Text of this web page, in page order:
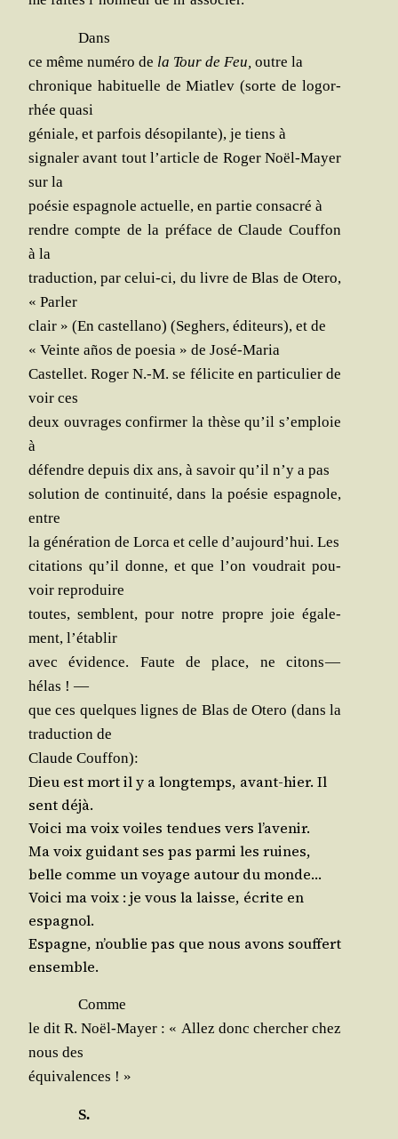
Dans
ce même numé­ro de la Tour de Feu, outre la
chro­nique habi­tuelle de Miat­lev (sorte de logor­
rhée quasi
géniale, et par­fois déso­pi­lante), je tiens à
signa­ler avant tout l’article de Roger Noël-Mayer
sur la
poé­sie espa­gnole actuelle, en par­tie consa­cré à
rendre compte de la pré­face de Claude Couf­fon
à la
tra­duc­tion, par celui-ci, du livre de Blas de Ote­ro,
« Parler
clair » (En cas­tel­la­no) (Seghers, édi­teurs), et de
« Veinte años de poe­sia » de José-Maria
Cas­tel­let. Roger N.-M. se féli­cite en par­ti­cu­lier de
voir ces
deux ouvrages confir­mer la thèse qu’il s’emploie
à
défendre depuis dix ans, à savoir qu’il n’y a pas
solu­tion de conti­nui­té, dans la poé­sie espa­gnole,
entre
la géné­ra­tion de Lor­ca et celle d’aujourd’hui. Les
cita­tions qu’il donne, et que l’on vou­drait pou­
voir reproduire
toutes, semblent, pour notre propre joie éga­le­
ment, l’établir
avec évi­dence. Faute de place, ne citons —
hélas ! —
que ces quelques lignes de Blas de Ote­ro (dans la
tra­duc­tion de
Claude Couffon):
Dieu est mort il y a long­temps, avant-hier. Il
sent déjà.
Voi­ci ma voix voiles ten­dues vers l’avenir.
Ma voix gui­dant ses pas par­mi les ruines,
belle comme un voyage autour du monde…
Voi­ci ma voix : je vous la laisse, écrite en
espagnol.
Espagne, n’oublie pas que nous avons souf­fert
ensemble.
Comme
le dit R. Noël-Mayer : « Allez donc cher­cher chez
nous des
équivalences ! »
S.